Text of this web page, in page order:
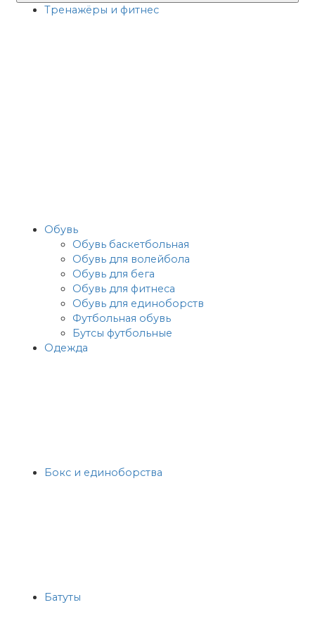
Тренажёры и фитнес
Обувь
Обувь баскетбольная
Обувь для волейбола
Обувь для бега
Обувь для фитнеса
Обувь для единоборств
Футбольная обувь
Бутсы футбольные
Одежда
Бокс и единоборства
Батуты